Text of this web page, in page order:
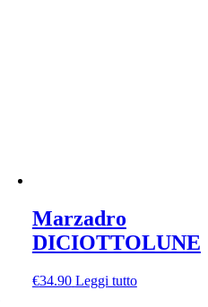
Marzadro
DICIOTTOLUNE
€34.90 Leggi tutto